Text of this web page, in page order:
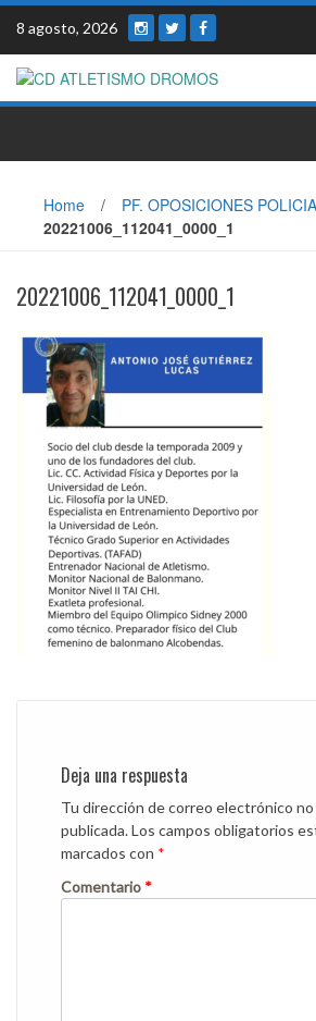
Skip
content
8 agosto, 2026
Home / PF. OPOSICIONES
20221006_112041_0000_1
20221006_112041_0000_1
Deja una respuesta
Tu dirección de correo electrónico no
publicada.Los campos obligatorios
marcados con *
Comentario *